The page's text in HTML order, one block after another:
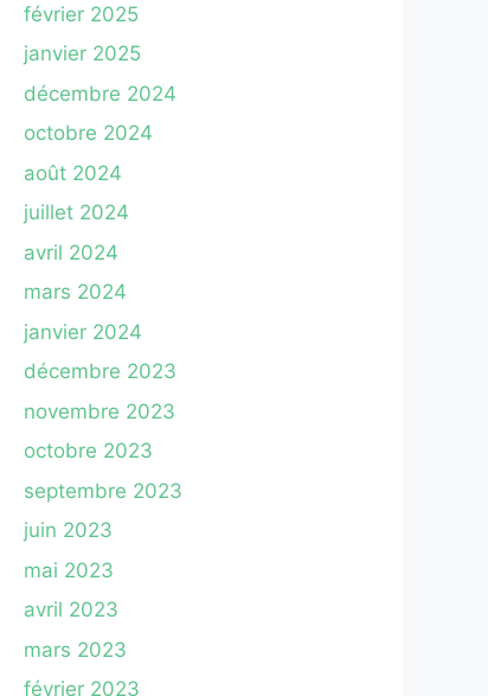
février 2025
janvier 2025
décembre 2024
octobre 2024
août 2024
juillet 2024
avril 2024
mars 2024
janvier 2024
décembre 2023
novembre 2023
octobre 2023
septembre 2023
juin 2023
mai 2023
avril 2023
mars 2023
février 2023